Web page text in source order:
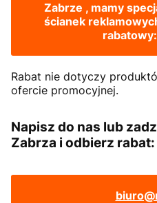
Zabrze , mamy
ścianek
Rabat nie dotyczy
ofercie promocyjnej.
Napisz do nas lub
Zabrza i odbierz rabat: